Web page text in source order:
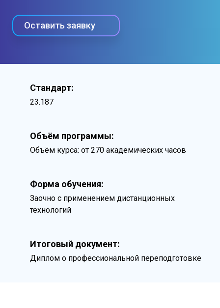
Оставить заявку
Стандарт:
23.187
Объём программы:
Объём курса: от 270 академических часов
Форма обучения:
Заочно с применением дистанционных
технологий
Итоговый документ:
Диплом о профессиональной переподготовке